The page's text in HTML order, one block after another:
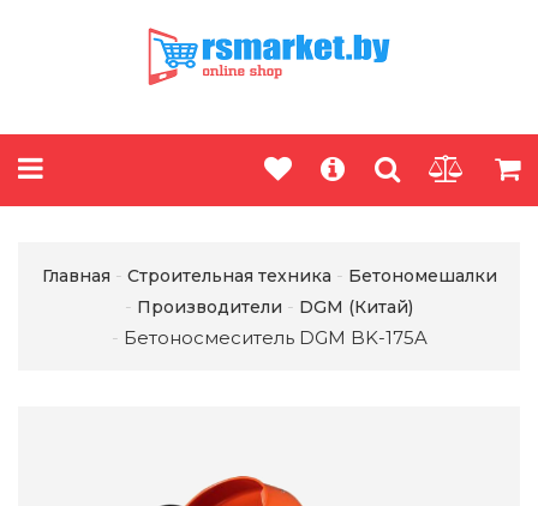
Главная Строительная техника
Бетономешалки
Производители
DGM (Китай)
Бетоносмеситель DGM BK-175A